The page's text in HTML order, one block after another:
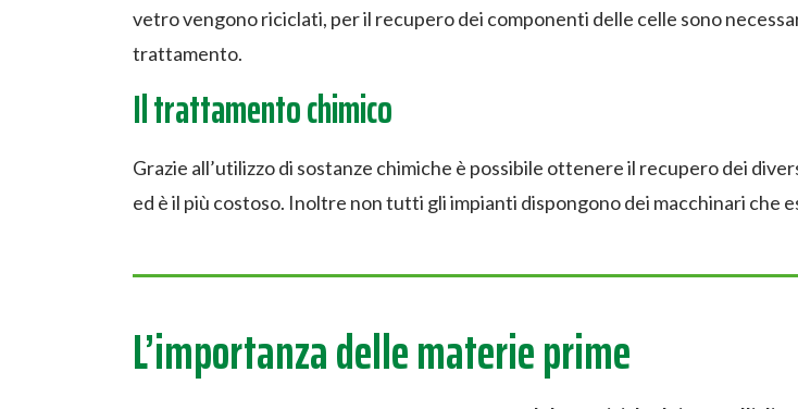
vetro vengono riciclati, per il recupero dei componenti delle celle sono
trattamento.
Il trattamento chimico
Grazie all’utilizzo di sostanze chimiche è possibile ottenere il recupero dei
ed è il più costoso. Inoltre non tutti gli impianti dispongono dei macchinari che
L’importanza delle materie prime